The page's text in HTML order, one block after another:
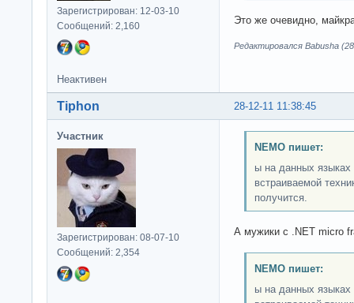
Зарегистрирован: 12-03-10
Сообщений: 2,160
Это же очевидно,
Редактировался Babusha
Неактивен
28-12-11 11:38:45
Tiphon
Участник
Зарегистрирован: 08-07-10
Сообщений: 2,354
NEMO пишет:
ы на данных
встраиваемой
получится.
А мужики с .NET micro
NEMO пишет:
ы на данных